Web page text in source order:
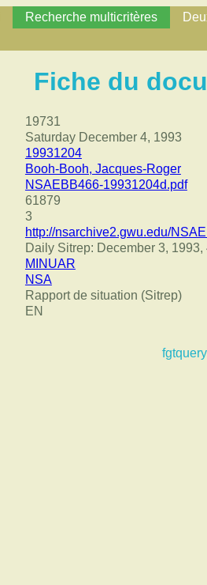
Recherche multicritères
Fiche du
19731
Saturday December 4, 1993
19931204
Booh-Booh, Jacques-Roger
NSAEBB466-19931204d.pdf
61879
3
http://nsarchive2.gwu.edu/
Daily Sitrep: December 3,
MINUAR
NSA
Rapport de situation (Sitrep)
EN